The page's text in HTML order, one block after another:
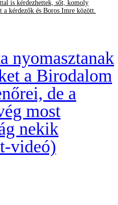
is kérdezhettek, sőt, komoly
kérdezők és Boros Imre között.
nyomasztanak
a Birodalom
de a
most
nekik
videó)